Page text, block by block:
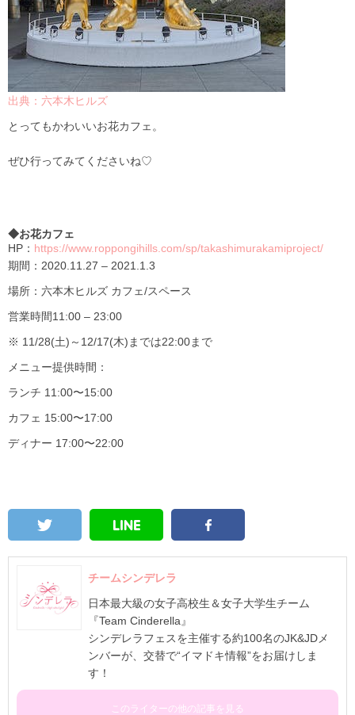
出典：六本木ヒルズ
とってもかわいいお花カフェ。
ぜひ行ってみてくださいね♡
◆お花カフェ
HP： https://www.roppongihills.com/sp/takashimurakamiproject/
期間： 2020.11.27 – 2021.1.3
場所： 六本木ヒルズ カフェ/スペース
営業時間11:00 – 23:00
※ 11/28(土)～12/17(木)までは22:00まで
メニュー提供時間：
ランチ 11:00〜15:00
カフェ 15:00〜17:00
ディナー 17:00〜22:00
チームシンデレラ
日本最大級の女子高校生＆女子大学生チーム
『Team Cinderella』
シンデレラフェスを主催する約100名のJK&JDメ
ンバーが、交替で“イマドキ情報”をお届けしま
す！
このライターの他の記事を見る